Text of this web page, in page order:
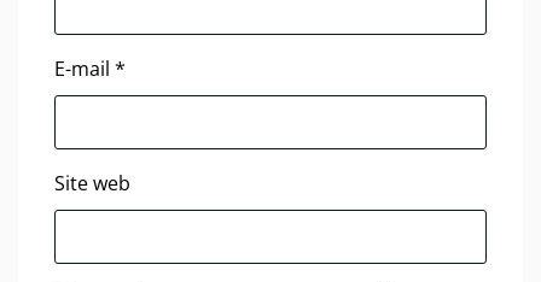
E-mail *
Site web